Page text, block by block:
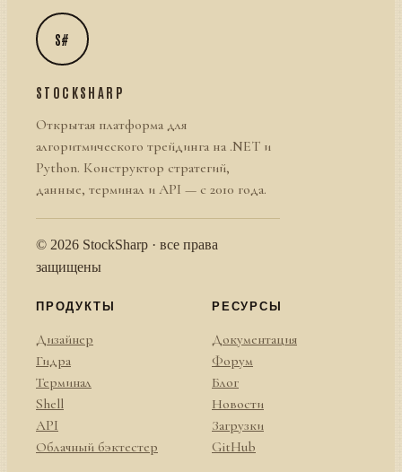
S#
STOCKSHARP
Открытая платформа для
алгоритмического трейдинга на .NET и
Python. Конструктор стратегий,
данные, терминал и API — с 2010 года.
© 2026 StockSharp · все права
защищены
ПРОДУКТЫ
Дизайнер
Гидра
Терминал
Shell
API
Облачный бэктестер
РЕСУРСЫ
Документация
Форум
Блог
Новости
Загрузки
GitHub